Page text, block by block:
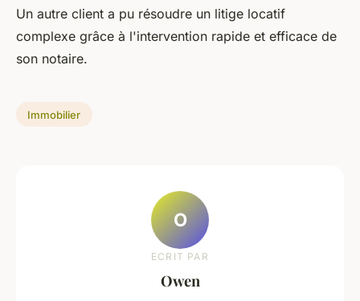
Un autre client a pu résoudre un litige locatif
complexe grâce à l'intervention rapide et efficace de
son notaire.
Immobilier
O
ECRIT PAR
Owen